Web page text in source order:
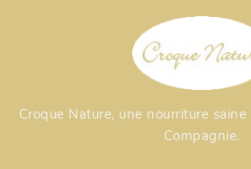
Croque Nature, une nourriture
Compagnie.